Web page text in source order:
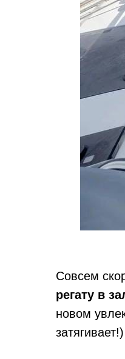
Совсем
регату в
новом
затягивает!)